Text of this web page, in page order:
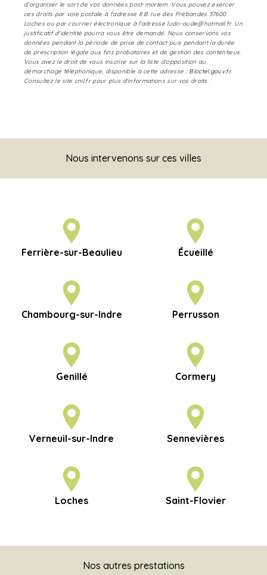
d’organiser le sort de vos données post-mortem. Vous pouvez exercer
ces droits par voie postale à l'adresse 8 B rue des Prébandes 37600
Loches ou par courrier électronique à l'adresse ludo-aude@hotmail.fr. Un
justificatif d'identité pourra vous être demandé. Nous conservons vos
données pendant la période de prise de contact puis pendant la durée
de prescription légale aux fins probatoires et de gestion des contentieux.
Vous avez le droit de vous inscrire sur la liste d'opposition au
démarchage téléphonique, disponible à cette adresse : Bloctel.gouv.fr.
Consultez le site cnil.fr pour plus d’informations sur vos droits.
Nous intervenons sur ces villes
Ferrière-sur-Beaulieu Écueillé
Chambourg-sur-Indre Perrusson
Genillé Cormery
Verneuil-sur-Indre Sennevières
Loches Saint-Flovier
Nos autres prestations